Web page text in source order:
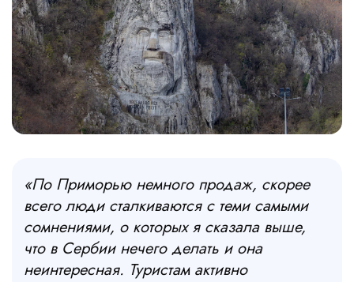
«По Приморью немного продаж, скорее
всего люди сталкиваются с теми самыми
сомнениями, о которых я сказала выше,
что в Сербии нечего делать и она
неинтересная. Туристам активно